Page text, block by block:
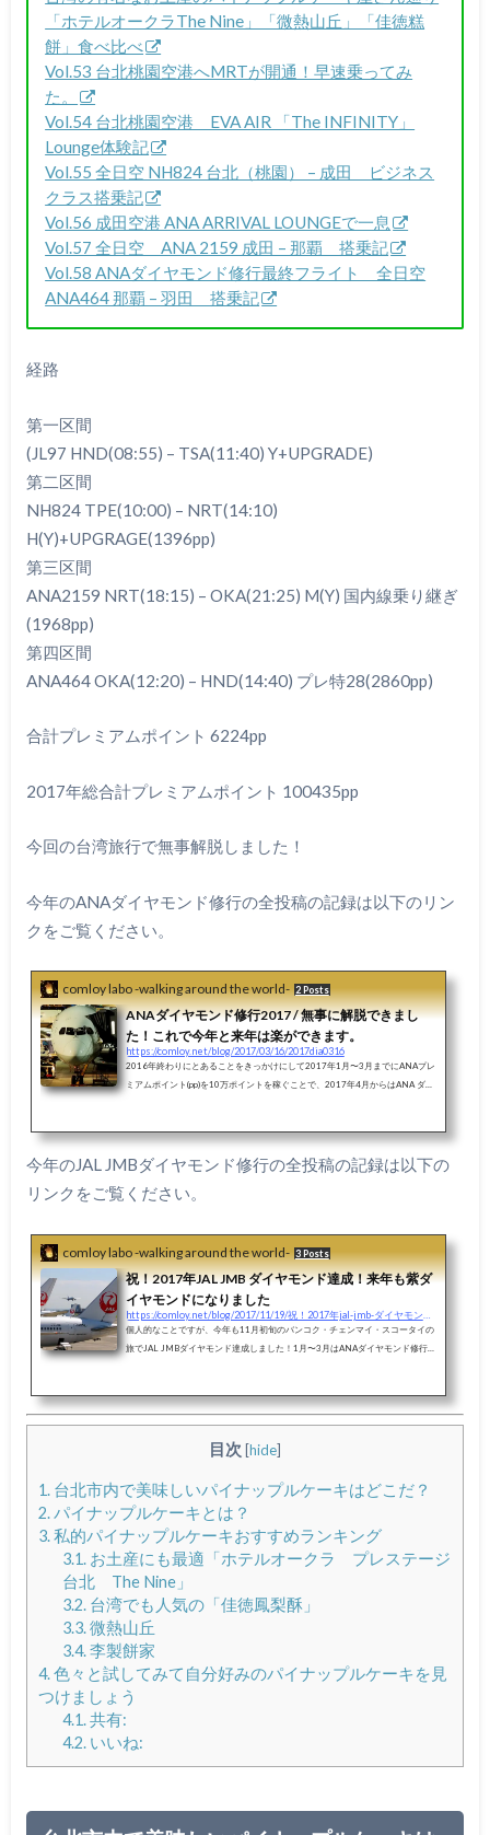
「ホテルオークラThe Nine」「微熱山丘」「佳徳糕
餅」食べ比べ
Vol.53 台北桃園空港へMRTが開通！早速乗ってみ
た。
Vol.54 台北桃園空港 EVA AIR 「The INFINITY」
Lounge体験記
Vol.55 全日空 NH824 台北（桃園） – 成田 ビジネス
クラス搭乗記
Vol.56 成田空港 ANA ARRIVAL LOUNGEで一息
Vol.57 全日空 ANA 2159 成田 – 那覇 搭乗記
Vol.58 ANAダイヤモンド修行最終フライト 全日空
ANA464 那覇 – 羽田 搭乗記
経路
第一区間
(JL97 HND(08:55) – TSA(11:40) Y+UPGRADE)
第二区間
NH824 TPE(10:00) – NRT(14:10)
H(Y)+UPGRAGE(1396pp)
第三区間
ANA2159 NRT(18:15) – OKA(21:25) M(Y) 国内線乗り継ぎ
(1968pp)
第四区間
ANA464 OKA(12:20) – HND(14:40) プレ特28(2860pp)
合計プレミアムポイント 6224pp
2017年総合計プレミアムポイント 100435pp
今回の台湾旅行で無事解脱しました！
今年のANAダイヤモンド修行の全投稿の記録は以下のリン
クをご覧ください。
comloy labo -walking around the world- 2 Posts
ANAダイヤモンド修行2017 / 無事に解脱できまし
た！これで今年と来年は楽ができます。
https://comloy.net/blog/2017/03/16/2017dia0316
2016年終わりにとあることをきっかけにして2017年1月〜3月までにANAプレ
ミアムポイント(pp)を10万ポイントを稼ぐことで、2017年4月からはANA ダイ
くり、今回無事に10万ppをほぼ計算通りギリギリでクリアすることができまし
た。先日スーパーフライヤーカードが届きましたが、4月から事前サービスが
受けられるはずですので程なくDIAカードが送られてくるんじゃないかと期待
しています。き...
今年のJAL JMBダイヤモンド修行の全投稿の記録は以下の
リンクをご覧ください。
comloy labo -walking around the world- 3 Posts
祝！2017年JAL JMB ダイヤモンド達成！来年も紫ダ
イヤモンドになりました
個人的なことですが、今年も11月初旬のバンコク・チェンマイ・スコータイの
旅でJAL JMBダイヤモンド達成しました！1月〜3月はANAダイヤモンド修行と
り沖縄往復をくっつけて、駆け足で飛行機に乗りまくるということをやってし
まいました。しかし、JAL ダイヤモンドは毎年行っている場所に「ちょこっ
と」沖縄線をくっつけて（笑）、JALの「１ヶ月間国内線FOP２倍キャンペー
目次 [hide]
1.台北市内で美味しいパイナップルケーキはどこだ？
2.パイナップルケーキとは？
3.私的パイナップルケーキおすすめランキング
3.1.お土産にも最適「ホテルオークラ プレステージ
台北 The Nine」
3.2.台湾でも人気の「佳徳鳳梨酥」
3.3.微熱山丘
3.4.李製餅家
4.色々と試してみて自分好みのパイナップルケーキを見
つけましょう
4.1.共有:
4.2.いいね: